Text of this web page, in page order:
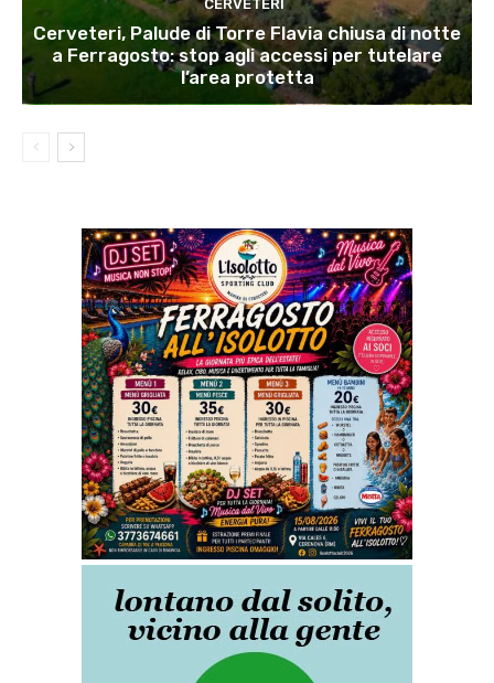
CERVETERI
Cerveteri, Palude di Torre Flavia chiusa di notte
a Ferragosto: stop agli accessi per tutelare
l’area protetta